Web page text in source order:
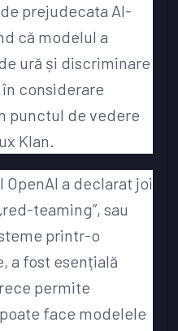
prejudecata AI-
că modelul a
ură și discriminare
considerare
punctul de vedere
Klan.
a declarat joi
teaming”, sau
printr-o
a fost esențială
permite
face modelele